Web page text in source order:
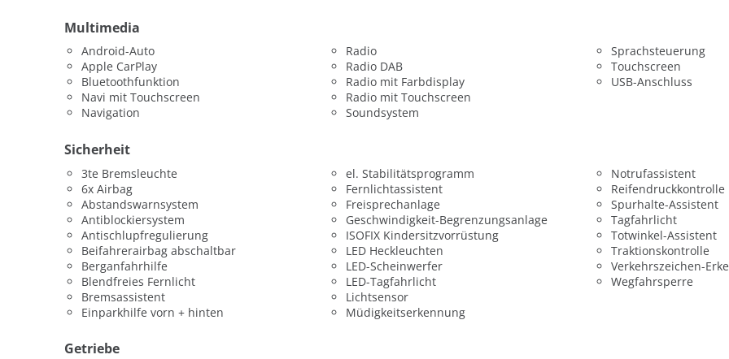
Multimedia
Android-Auto
Apple CarPlay
Bluetoothfunktion
Navi mit Touchscreen
Navigation
Radio
Radio DAB
Radio mit Farbdisplay
Radio mit Touchscreen
Soundsystem
Sprachsteuerung
Touchscreen
USB-Anschluss
Sicherheit
3te Bremsleuchte
6x Airbag
Abstandswarnsystem
Antiblockiersystem
Antischlupfregulierung
Beifahrerairbag abschaltbar
Berganfahrhilfe
Blendfreies Fernlicht
Bremsassistent
Einparkhilfe vorn + hinten
el. Stabilitätsprogramm
Fernlichtassistent
Freisprechanlage
Geschwindigkeit-Begrenzungsanlage
ISOFIX Kindersitzvorrüstung
LED Heckleuchten
LED-Scheinwerfer
LED-Tagfahrlicht
Lichtsensor
Müdigkeitserkennung
Notrufassistent
Reifendruckkontrolle
Spurhalte-Assistent
Tagfahrlicht
Totwinkel-Assistent
Traktionskontrolle
Verkehrszeichen-
Wegfahrsperre
Getriebe